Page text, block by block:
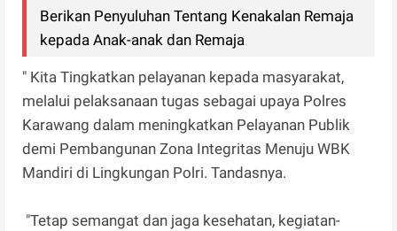
Berikan Penyuluhan Tentang Kenakalan Remaja
kepada Anak-anak dan Remaja
" Kita Tingkatkan pelayanan kepada masyarakat,
melalui pelaksanaan tugas sebagai upaya Polres
Karawang dalam meningkatkan Pelayanan Publik
demi Pembangunan Zona Integritas Menuju WBK
Mandiri di Lingkungan Polri. Tandasnya.
"Tetap semangat dan jaga kesehatan, kegiatan-